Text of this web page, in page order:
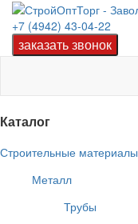
+7 (4942) 43-04-22
Каталог
Строительные материалы
Металл
Трубы